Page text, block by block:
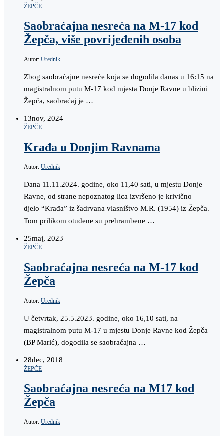
ŽEPČE
Saobraćajna nesreća na M-17 kod
Žepča, više povrijeđenih osoba
Autor: Urednik
Zbog saobraćajne nesreće koja se dogodila danas u 16:15 na
magistralnom putu M-17 kod mjesta Donje Ravne u blizini
Žepča, saobraćaj je …
13nov, 2024
ŽEPČE
Krađa u Donjim Ravnama
Autor: Urednik
Dana 11.11.2024. godine, oko 11,40 sati, u mjestu Donje
Ravne, od strane nepoznatog lica izvršeno je krivično
djelo “Krađa” iz šadrvana vlasništvo M.R. (1954) iz Žepča.
Tom prilikom otuđene su prehrambene …
25maj, 2023
ŽEPČE
Saobraćajna nesreća na M-17 kod
Žepča
Autor: Urednik
U četvrtak, 25.5.2023. godine, oko 16,10 sati, na
magistralnom putu M-17 u mjestu Donje Ravne kod Žepča
(BP Marić), dogodila se saobraćajna …
28dec, 2018
ŽEPČE
Saobraćajna nesreća na M17 kod
Žepča
Autor: Urednik